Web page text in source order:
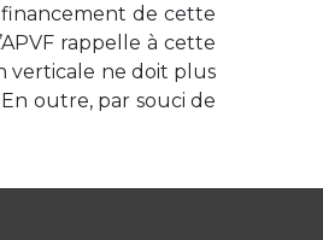
de cette
rappelle à cette
verticale ne doit plus
outre, par souci de